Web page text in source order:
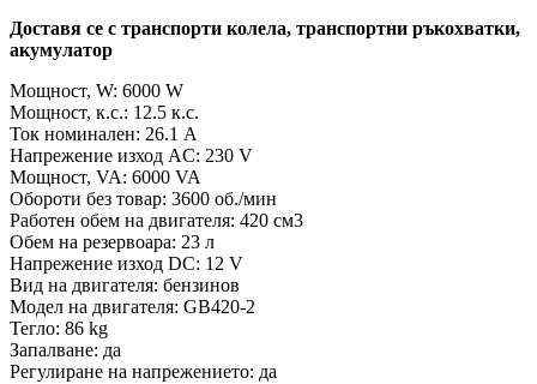
Доставя се с транспорти колела, транспортни ръкохватки,
акумулатор
Мощност, W: 6000 W
Мощност, к.с.: 12.5 к.с.
Ток номинален: 26.1 A
Напрежение изход AC: 230 V
Мощност, VA: 6000 VA
Обороти без товар: 3600 об./мин
Работен обем на двигателя: 420 см3
Обем на резервоара: 23 л
Напрежение изход DC: 12 V
Вид на двигателя: бензинов
Модел на двигателя: GB420-2
Тегло: 86 kg
Запалване: да
Регулиране на напрежението: да